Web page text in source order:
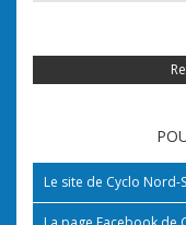
Le site de Cyclo Nord-